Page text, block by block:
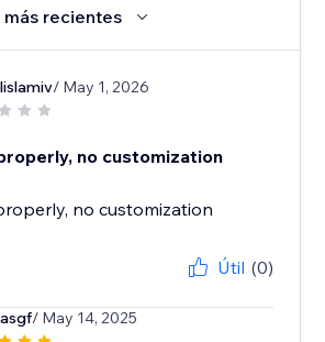
más recientes
/ May 1, 2026
no customization
no customization
Útil (0)
/ May 14, 2025